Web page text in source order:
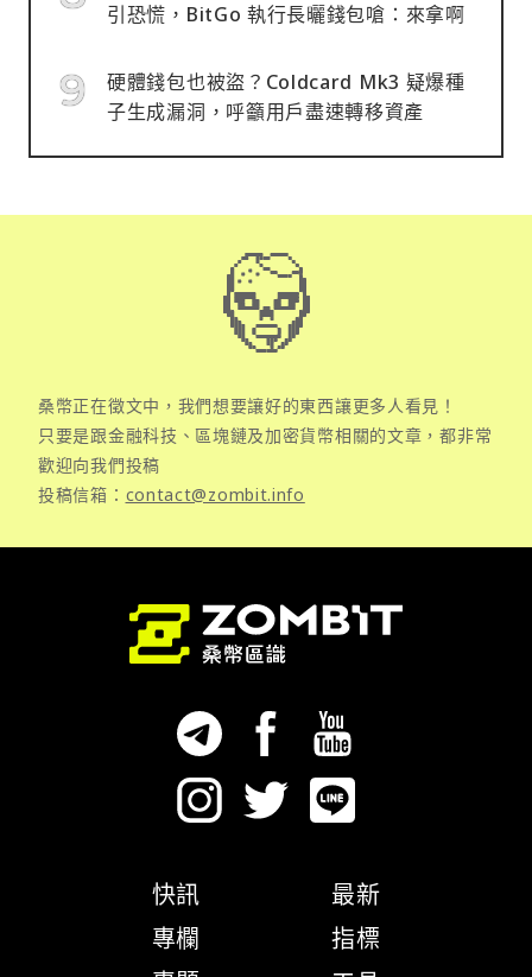
引恐慌，BitGo 執行長曬錢包嗆：來拿啊
硬體錢包也被盜？Coldcard Mk3 疑爆種
子生成漏洞，呼籲用戶盡速轉移資產
桑幣正在徵文中，我們想要讓好的東西讓更多人看見！
只要是跟金融科技、區塊鏈及加密貨幣相關的文章，都非常
歡迎向我們投稿
投稿信箱： contact@zombit.info
快訊
專欄
最新
指標